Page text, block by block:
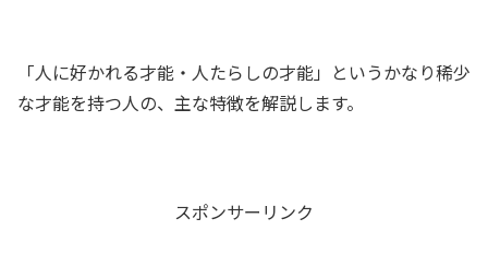
「人に好かれる才能・人たらしの才能」というかなり稀少
な才能を持つ人の、主な特徴を解説します。
スポンサーリンク